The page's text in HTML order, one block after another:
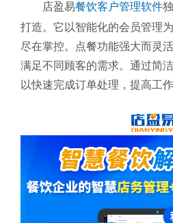
店盈易餐饮客户管理软件
打造。它以智能化的会员管理
尽在掌控。点餐功能强大而灵
满足不同顾客的需求。通过简
以快速完成订单处理，提高工作